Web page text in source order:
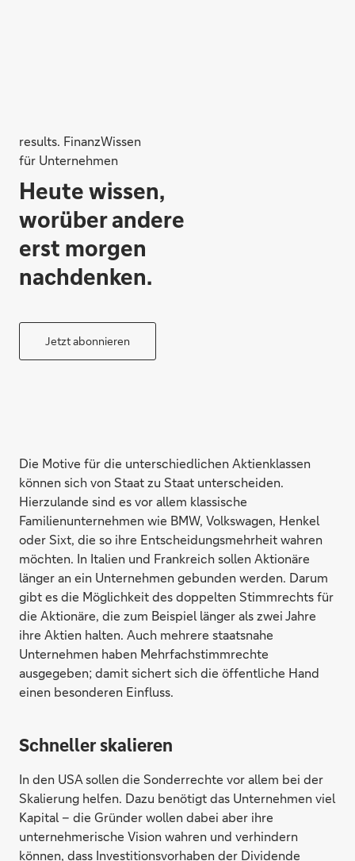
results. FinanzWissen
für Unternehmen
Heute wissen,
worüber andere
erst morgen
nachdenken.
Jetzt abonnieren
Die Motive für die unterschiedlichen Aktienklassen
können sich von Staat zu Staat unterscheiden.
Hierzulande sind es vor allem klassische
Familienunternehmen wie BMW, Volkswagen, Henkel
oder Sixt, die so ihre Entscheidungsmehrheit wahren
möchten. In Italien und Frankreich sollen Aktionäre
länger an ein Unternehmen gebunden werden. Darum
gibt es die Möglichkeit des doppelten Stimmrechts für
die Aktionäre, die zum Beispiel länger als zwei Jahre
ihre Aktien halten. Auch mehrere staatsnahe
Unternehmen haben Mehrfachstimmrechte
ausgegeben; damit sichert sich die öffentliche Hand
einen besonderen Einfluss.
Schneller skalieren
In den USA sollen die Sonderrechte vor allem bei der
Skalierung helfen. Dazu benötigt das Unternehmen viel
Kapital – die Gründer wollen dabei aber ihre
unternehmerische Vision wahren und verhindern
können, dass Investitionsvorhaben der Dividende